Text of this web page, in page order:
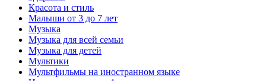
Красота и стиль
Малыши от 3 до 7 лет
Музыка
Музыка для всей семьи
Музыка для детей
Мультики
Мультфильмы на иностранном языке